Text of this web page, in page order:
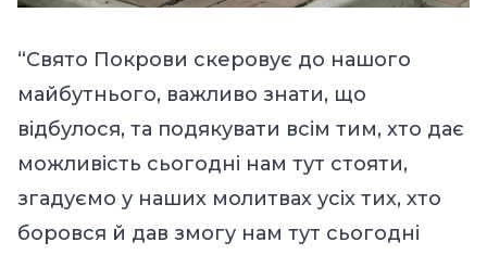
“Свято Покрови скеровує до нашого
майбутнього, важливо знати, що
відбулося, та подякувати всім тим, хто дає
можливість сьогодні нам тут стояти,
згадуємо у наших молитвах усіх тих, хто
боровся й дав змогу нам тут сьогодні